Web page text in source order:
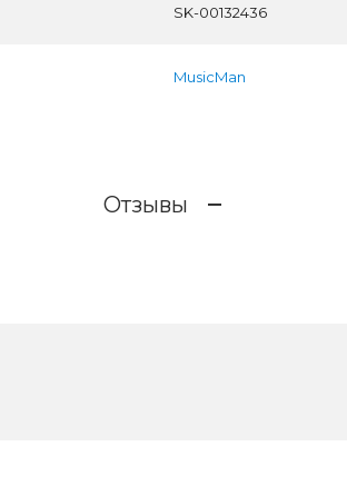
SK-00132436
MusicMan
Отзывы